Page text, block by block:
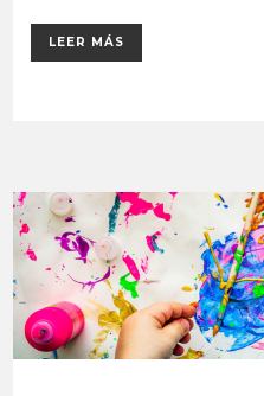
LEER MÁS